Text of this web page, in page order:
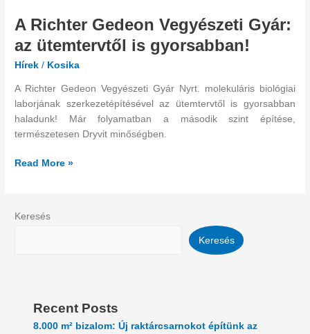
A Richter Gedeon Vegyészeti Gyár:
az ütemtervtől is gyorsabban!
Hírek / Kosika
A Richter Gedeon Vegyészeti Gyár Nyrt. molekuláris biológiai
laborjának szerkezetépítésével az ütemtervtől is gyorsabban
haladunk! Már folyamatban a második szint építése,
természetesen Dryvit minőségben.
Gedeon
Vegyészeti
Gyár:
az
ütemtervtől
is
gyorsabban!
Read More »
Keresés
Keresés
Recent Posts
8.000 m² bizalom: Új raktárcsarnokot építünk az